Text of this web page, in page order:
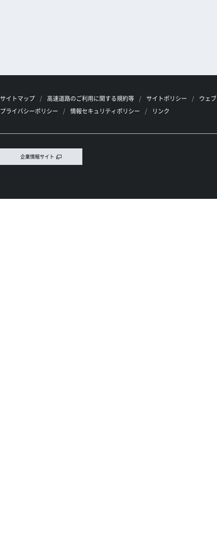
サイトマップ 高速道路のご利用に関する規約等 サイトポリシー
ウェ
プライバシーポリシー
情報セキュリティポリシー リンク
企業情報サイト